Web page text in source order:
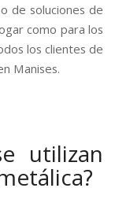
de soluciones de
como para los
los clientes de
Manises.
utilizan